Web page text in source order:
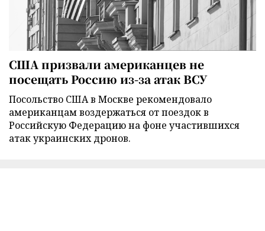
США призвали американцев не
посещать Россию из-за атак ВСУ
Посольство США в Москве рекомендовало
американцам воздержаться от поездок в
Российскую Федерацию на фоне участившихся
атак украинских дронов.